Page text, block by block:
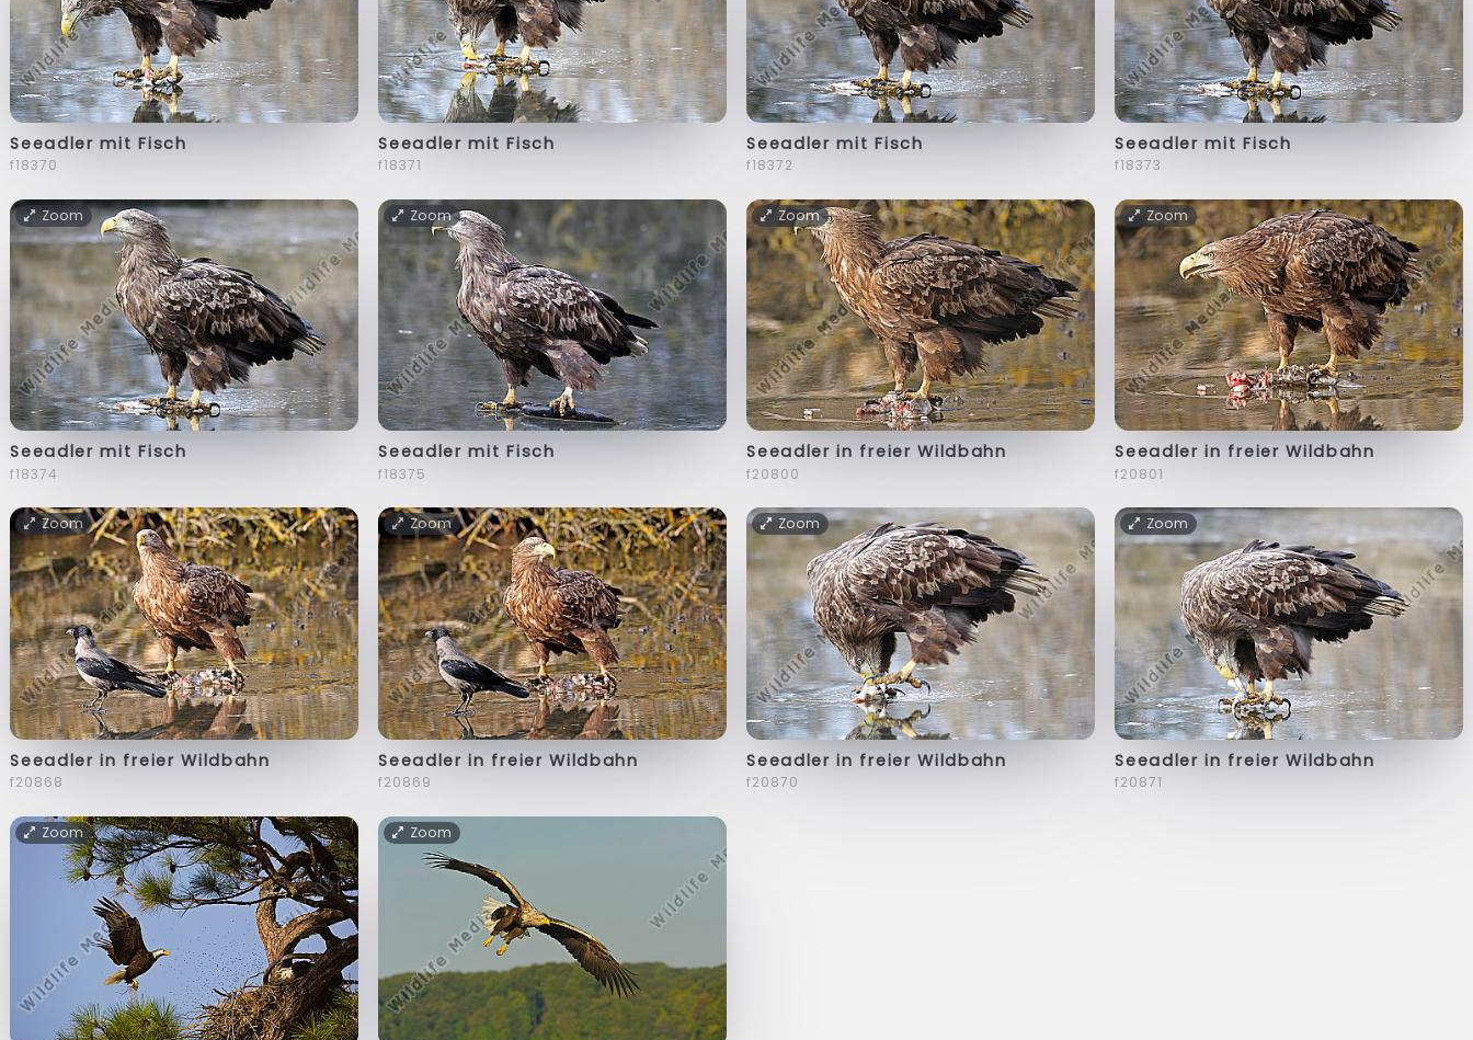
Seeadler mit Fisch
f18370
Seeadler mit Fisch
f18371
Seeadler mit Fisch
f18372
Seeadler mit Fisch
f18373
Zoom
Seeadler mit Fisch
f18374
Zoom
Seeadler mit Fisch
f18375
Zoom
Seeadler in freier Wildbahn
f20800
Zoom
Seeadler in freier Wildbahn
f20801
Zoom
Seeadler in freier Wildbahn
f20868
Zoom
Seeadler in freier Wildbahn
f20869
Zoom
Seeadler in freier Wildbahn
f20870
Zoom
Seeadler in freier Wildbahn
f20871
Zoom Zoom